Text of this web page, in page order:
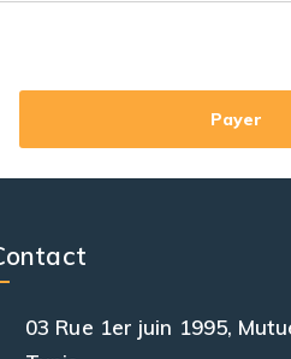
03 Rue 1er juin 1995,